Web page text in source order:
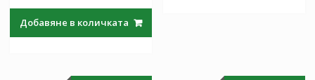
154.51 лв..89.97 лв..
Добавяне в количката